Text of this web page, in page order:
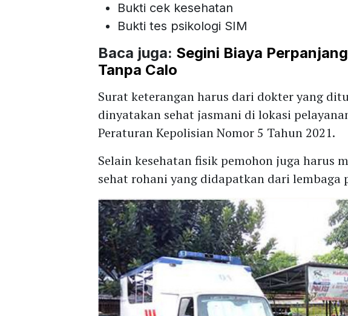
Bukti cek kesehatan
Bukti tes psikologi SIM
Baca juga: Segini Biaya
Tanpa Calo
Surat keterangan harus dari dokter yang
dinyatakan sehat jasmani di lokasi
Peraturan Kepolisian Nomor 5 Tahun 2021.
Selain kesehatan fisik pemohon juga harus
sehat rohani yang didapatkan dari lembaga